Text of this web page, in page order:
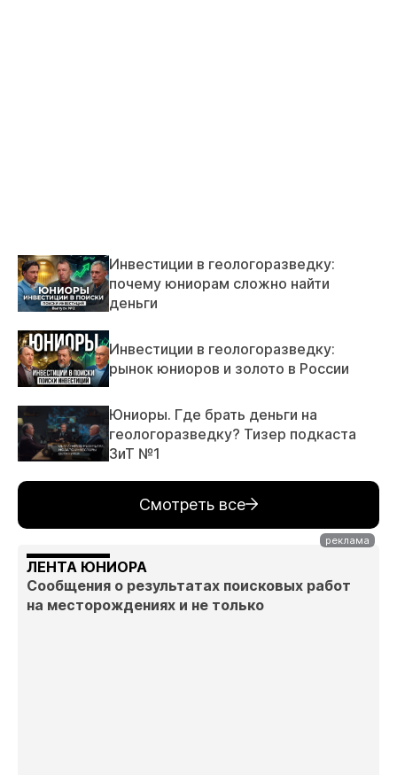
Инвестиции в геологоразведку:
почему юниорам сложно найти
деньги
Инвестиции в геологоразведку:
рынок юниоров и золото в России
Юниоры. Где брать деньги на
геологоразведку? Тизер подкаста
ЗиТ №1
Смотреть все
ЛЕНТА ЮНИОРА
Сообщения о результатах поисковых работ
на месторождениях и не только